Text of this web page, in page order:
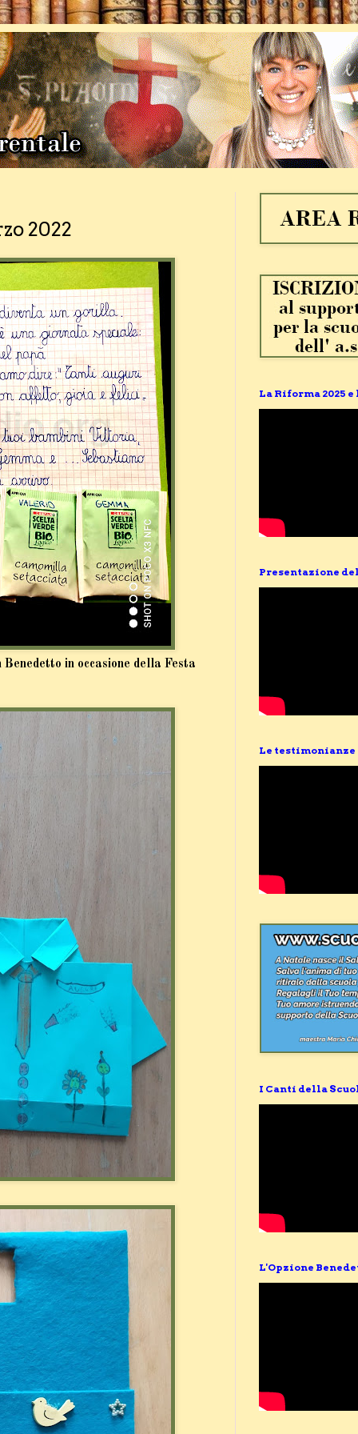
2022
in occasione della Festa
La Riforma 2025
Presentazione del
Le testimonianze
I Canti della
L'Opzione